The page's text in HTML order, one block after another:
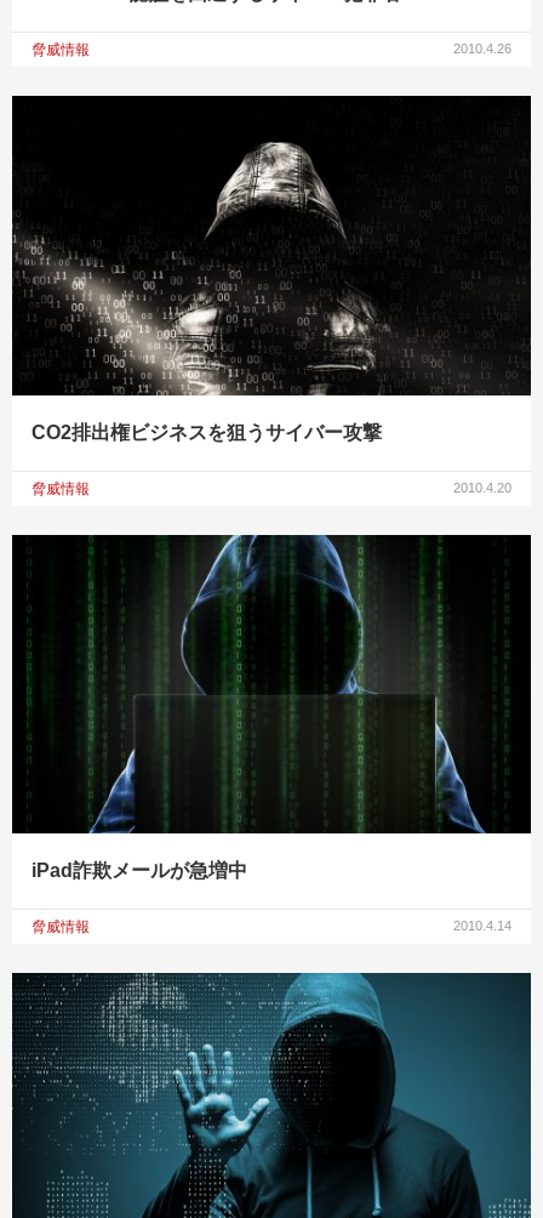
脅威情報 2010.4.26
CO2排出権ビジネスを狙うサイバー攻撃
脅威情報 2010.4.20
iPad詐欺メールが急増中
脅威情報 2010.4.14